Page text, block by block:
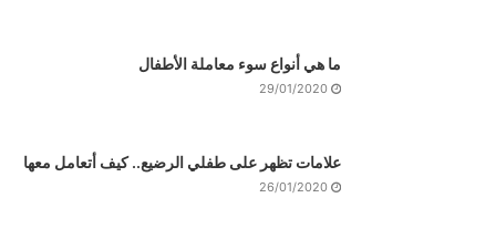
ما هي أنواع سوء معاملة الأطفال
29/01/2020
علامات تظهر على طفلي الرضيع.. كيف أتعامل معها
26/01/2020